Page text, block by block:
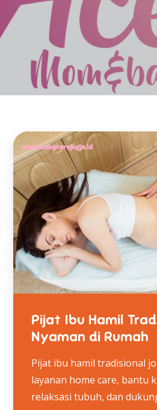
Pijat Ibu Hamil
Nyaman di Rumah
Pijat ibu hamil tradisional
layanan home care, bantu
relaksasi tubuh, dan